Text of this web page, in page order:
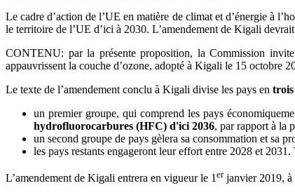
Le cadre d’action de l’UE en matière de climat et d’énergie à
le territoire de l’UE d’ici à 2030. L’amendement de Kigali
CONTENU: par la présente proposition, la Commission
appauvrissent la couche d’ozone, adopté à Kigali le 15 octobre
Le texte de l’amendement conclu à Kigali divise les pays en trois
un premier groupe, qui comprend les pays
hydrofluorocarbures (HFC) d'ici 2036, par rapport à la
un second groupe de pays gèlera sa consommation et sa
les pays restants engageront leur effort entre 2028 et
L’amendement de Kigali entrera en vigueur le 1erjanvier 2019, à